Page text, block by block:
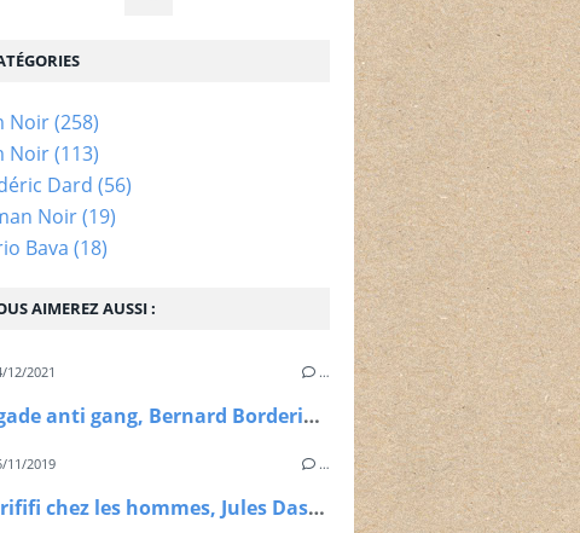
AIMEREZ AUSSI :
12/2021 …
Brigade anti gang, Bernard Borderie, 1966
11/2019 …
Du rififi chez les hommes, Jules Dassin, 1955
Noir(258)
Noir(113)
Dard (56)
Noir(19)
Bava (18)